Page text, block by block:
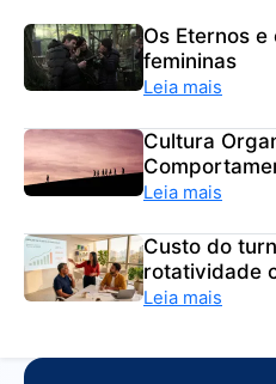
Os Eternos
femininas
Leia mais
Cultura
Leia mais
Custo do
rotatividade
Leia mais